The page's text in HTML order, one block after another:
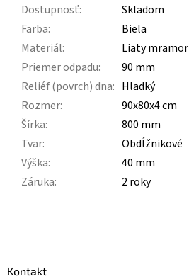
Dostupnosť:
Skladom
Farba:
Biela
Materiál:
Liaty mramor
Priemer odpadu:
90 mm
Reliéf (povrch) dna: Hladký
Rozmer:
90x80x4 cm
Šírka:
800 mm
Tvar:
Obdĺžnikové
Výška:
40 mm
Záruka: 2 roky
Kontakt